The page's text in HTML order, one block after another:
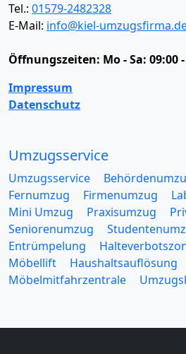
Tel.: 01579-2482328
E-Mail: info@kiel-
Öffnungszeiten: Mo - Sa: 09:00
Impressum
Datenschutz
Umzugsservice
Umzugsservice
Fernumzug
Firmenumzug
Mini Umzug
Praxisumzug
Seniorenumzug
Entrümpelung
Möbellift
Haushaltsauflösung
Möbelmitfahrzentrale